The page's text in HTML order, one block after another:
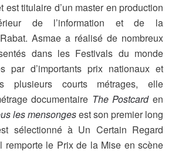
est titulaire d’un master en production
de l’information et de la
Asmae a réalisé de nombreux
dans les Festivals du monde
par d’importants prix nationaux et
plusieurs courts métrages, elle
documentaire The Postcarden
les mensongesest son premier long
sélectionné à Un Certain Regard
remporte le Prix de la Mise en scène